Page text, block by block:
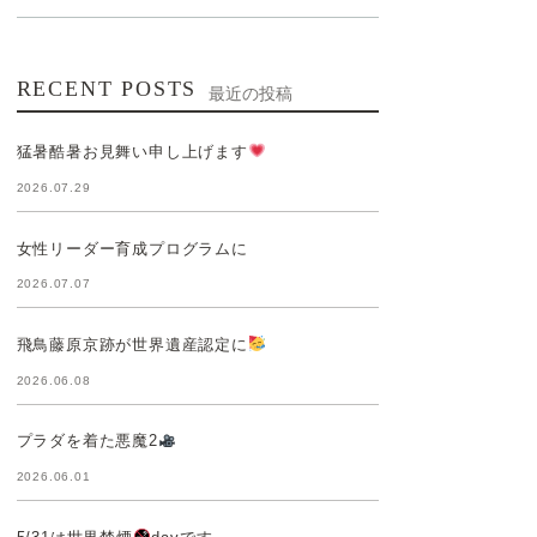
RECENT POSTS 最近の投稿
猛暑酷暑お見舞い申し上げます
2026.07.29
女性リーダー育成プログラムに
2026.07.07
飛鳥藤原京跡が世界遺産認定に
2026.06.08
プラダを着た悪魔2
2026.06.01